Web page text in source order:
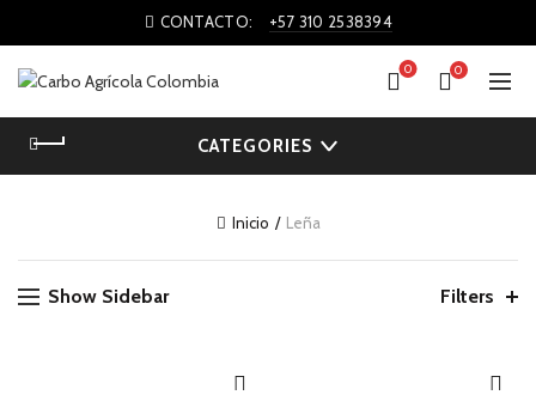
CONTACTO: +57 310 2538394
0 0
CATEGORIES
Inicio Leña
Show Sidebar Filters